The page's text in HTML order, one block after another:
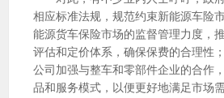
相应标准法规，规范约束新能源车险
能源货车保险市场的监督管理力度，
评估和定价体系，确保保费的合理性
公司加强与整车和零部件企业的合作
品和服务模式，以便更好地满足市场需